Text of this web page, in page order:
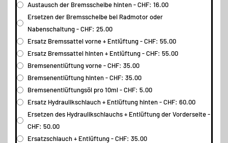
Austausch der Bremsscheibe hinten - CHF: 16.00
Ersetzen der Bremsscheibe bei Radmotor oder
Nabenschaltung - CHF: 25.00
Ersatz Bremssattel vorne + Entlüftung - CHF: 55.00
Ersatz Bremssattel hinten + Entlüftung - CHF: 55.00
Bremsenentlüftung vorne - CHF: 35.00
Bremsenentlüftung hinten - CHF: 35.00
Bremsenentlüftungsöl pro 10ml - CHF: 5.00
Ersatz Hydraulikschlauch + Entlüftung hinten - CHF: 60.00
Ersetzen des Hydraulikschlauchs + Entlüftung der Vorderseite -
CHF: 50.00
Ersatzschlauch + Entlüftung - CHF: 35.00